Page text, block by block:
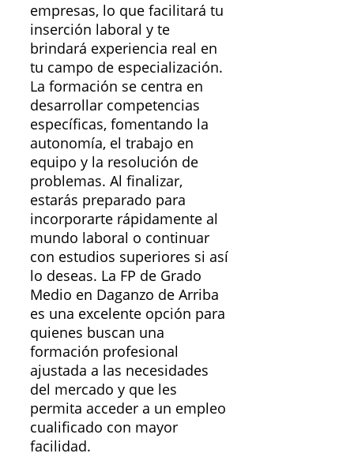
empresas, lo que facilitará tu
inserción laboral y te
brindará experiencia real en
tu campo de especialización.
La formación se centra en
desarrollar competencias
específicas, fomentando la
autonomía, el trabajo en
equipo y la resolución de
problemas. Al finalizar,
estarás preparado para
incorporarte rápidamente al
mundo laboral o continuar
con estudios superiores si así
lo deseas. La FP de Grado
Medio en Daganzo de Arriba
es una excelente opción para
quienes buscan una
formación profesional
ajustada a las necesidades
del mercado y que les
permita acceder a un empleo
cualificado con mayor
facilidad.